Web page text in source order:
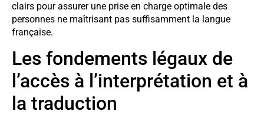
clairs pour assurer une prise en charge optimale des
personnes ne maîtrisant pas suffisamment la langue
française.
Les fondements légaux de
l’accès à l’interprétation et à
la traduction